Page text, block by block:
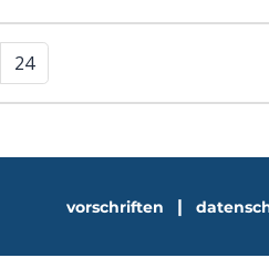
24
vorschriften |